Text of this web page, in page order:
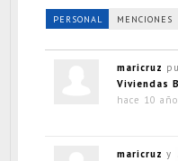
PERSONAL MENCIONES
maricruz
Viviendas
hace 10
maricruz y